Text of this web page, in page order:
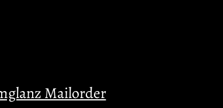
Mailorder